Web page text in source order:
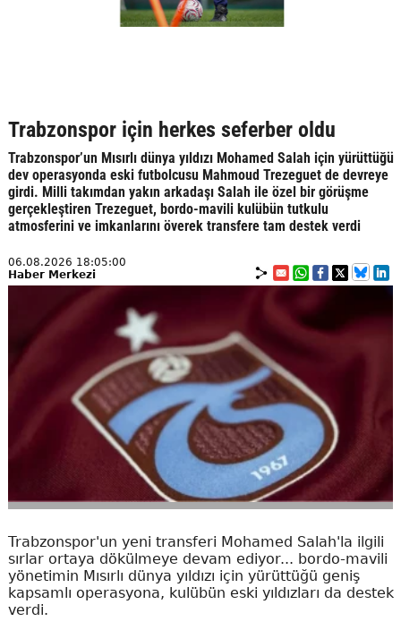
Trabzonspor için herkes seferber oldu
Trabzonspor’un Mısırlı dünya yıldızı Mohamed Salah için yürüttüğü
dev operasyonda eski futbolcusu Mahmoud Trezeguet de devreye
girdi. Milli takımdan yakın arkadaşı Salah ile özel bir görüşme
gerçekleştiren Trezeguet, bordo-mavili kulübün tutkulu
atmosferini ve imkanlarını överek transfere tam destek verdi
06.08.2026 18:05:00
Haber Merkezi
Trabzonspor'un yeni transferi Mohamed Salah'la ilgili
sırlar ortaya dökülmeye devam ediyor... bordo-mavili
yönetimin Mısırlı dünya yıldızı için yürüttüğü geniş
kapsamlı operasyona, kulübün eski yıldızları da destek
verdi.